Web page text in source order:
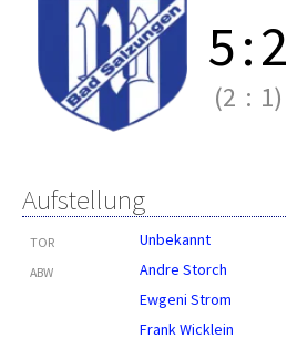
5:2
(2 : 1)
Aufstellung
TOR Unbekannt
ABW
Andre Storch
Ewgeni Strom
Frank Wicklein